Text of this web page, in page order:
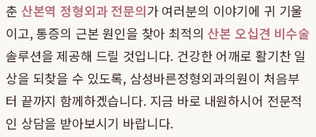
춘 산본역 정형외과 전문의가 여러분의 이야기에 귀 기울
이고, 통증의 근본 원인을 찾아 최적의산본 오십견 비수술
솔루션을 제공해 드릴 것입니다. 건강한 어깨로 활기찬 일
상을 되찾을 수 있도록, 삼성바른정형외과의원이 처음부
터 끝까지 함께하겠습니다. 지금 바로 내원하시어 전문적
인 상담을 받아보시기 바랍니다.